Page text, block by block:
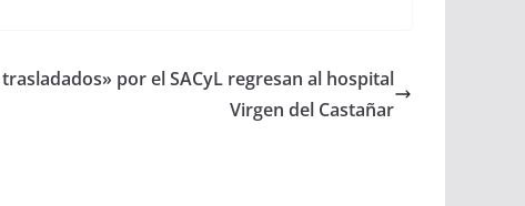
por el SACyL regresan al hospital
Virgen del Castañar